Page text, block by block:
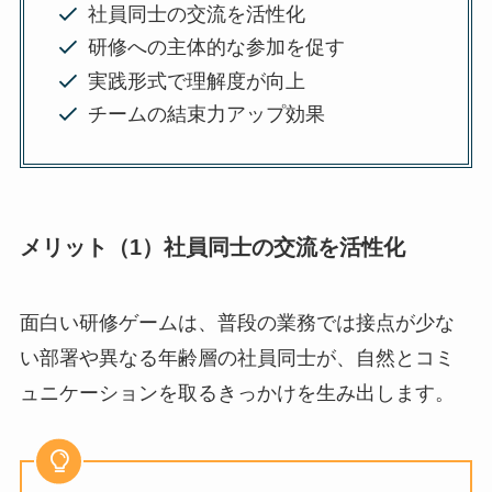
社員同士の交流を活性化
研修への主体的な参加を促す
実践形式で理解度が向上
チームの結束力アップ効果
メリット（1）社員同士の交流を活性化
面白い研修ゲームは、普段の業務では接点が少な
い部署や異なる年齢層の社員同士が、自然とコミ
ュニケーションを取るきっかけを生み出します。